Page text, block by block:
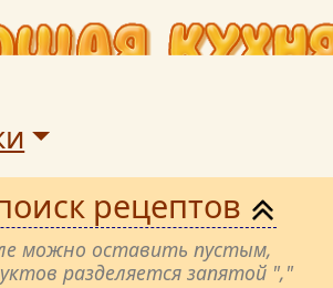
рецептов
можно оставить пустым,
разделяется запятой ","